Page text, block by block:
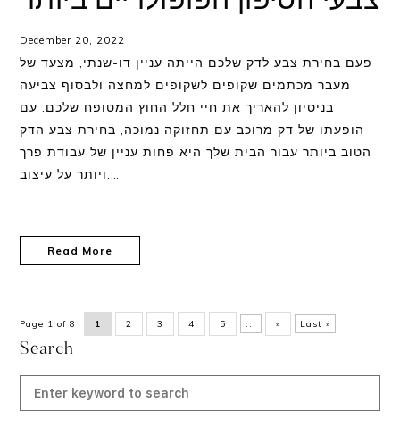
December 20, 2022
פעם בחירת צבע לדק שלכם הייתה עניין דו-שנתי, מצעד של
מעבר מכתמים שקופים לשקופים למחצה ולבסוף צביעה
בניסיון להאריך את חיי חלל החוץ המטופח שלכם. עם
הופעתו של דק מרוכב עם תחזוקה נמוכה, בחירת צבע הדק
הטוב ביותר עבור הבית שלך היא פחות עניין של עבודת פרך
ויותר על עיצוב.…
Read More
Page 1 of 8 1 2 3 4 5 ... » Last »
Search